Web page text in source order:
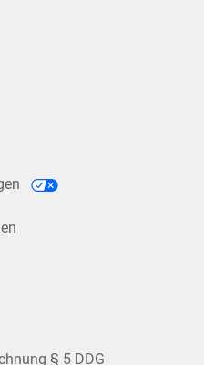
§ 5 DDG